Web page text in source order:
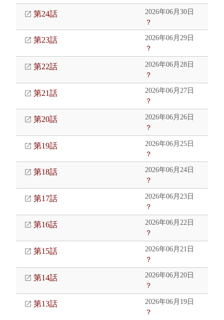
第24話
2026年06月30日
？
第23話
2026年06月29日
？
第22話
2026年06月28日
？
第21話
2026年06月27日
？
第20話
2026年06月26日
？
第19話
2026年06月25日
？
第18話
2026年06月24日
？
第17話
2026年06月23日
？
第16話
2026年06月22日
？
第15話
2026年06月21日
？
第14話
2026年06月20日
？
第13話
2026年06月19日
？